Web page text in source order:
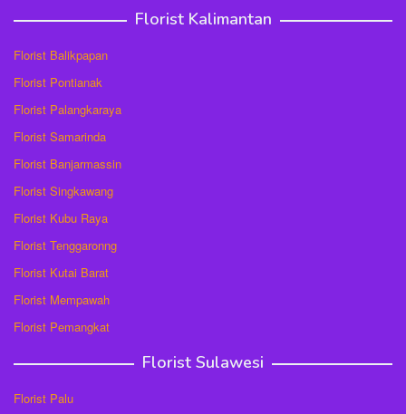
Florist Kalimantan
Florist Balikpapan
Florist Pontianak
Florist Palangkaraya
Florist Samarinda
Florist Banjarmassin
Florist Singkawang
Florist Kubu Raya
Florist Tenggaronng
Florist Kutai Barat
Florist Mempawah
Florist Pemangkat
Florist Sulawesi
Florist Palu